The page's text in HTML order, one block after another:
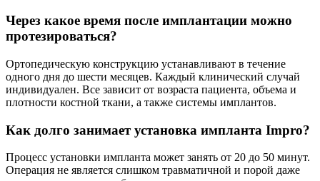
Через какое время после имплантации можно
протезироваться?
Ортопедическую конструкцию устанавливают в течение
одного дня до шести месяцев. Каждый клинический случай
индивидуален. Все зависит от возраста пациента, объема и
плотности костной ткани, а также системы имплантов.
Как долго занимает установка импланта Impro?
Процесс установки импланта может занять от 20 до 50 минут.
Операция не является слишком травматичной и порой даже